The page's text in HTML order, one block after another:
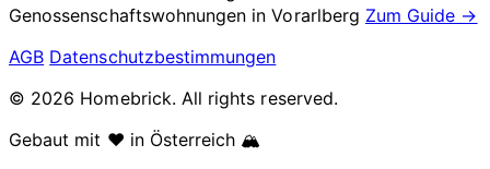
Genossenschaftswohnungen inVorarlberg Zum Guide →
AGB Datenschutzbestimmungen
© 2026 Homebrick. All rights reserved.
Gebaut mit ❤️ in Österreich 🏔️